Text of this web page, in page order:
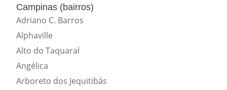
Campinas (bairros)
Adriano C. Barros
Alphaville
Alto do Taquaral
Angélica
Arboreto dos Jequitibás